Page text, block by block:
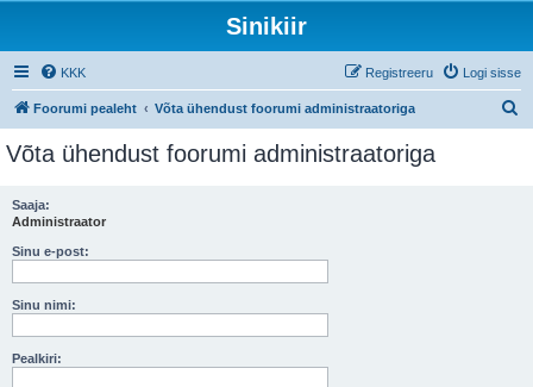
Sinikiir
KKK Logi sisse
Registreeru
Foorumi pealeht Võta ühendust foorumi administraatoriga
Võta ühendust foorumi administraatoriga
Saaja:
Administraator
Sinu e-post:
Sinu nimi:
Pealkiri: